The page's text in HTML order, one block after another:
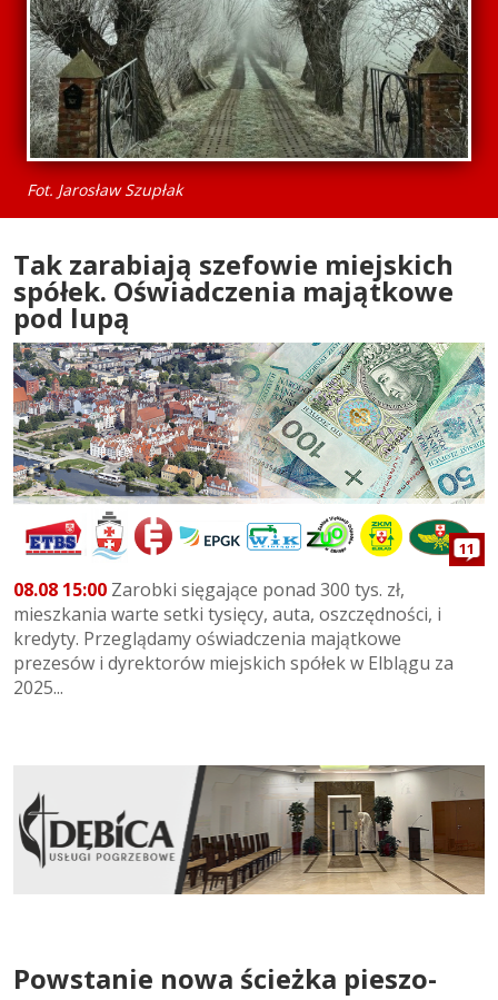
Fot. Jarosław Szupłak
Tak zarabiają szefowie miejskich
spółek. Oświadczenia majątkowe
pod lupą
11
08.08 15:00 Zarobki sięgające ponad 300 tys. zł,
mieszkania warte setki tysięcy, auta, oszczędności, i
kredyty. Przeglądamy oświadczenia majątkowe
prezesów i dyrektorów miejskich spółek w Elblągu za
2025...
Powstanie nowa ścieżka pieszo-